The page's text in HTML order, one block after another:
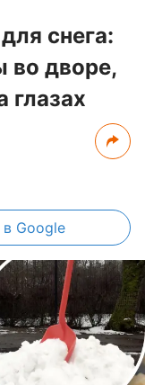
снега:
во дворе,
глазах
в Google